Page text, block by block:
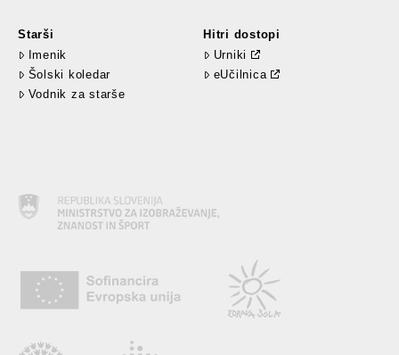
Starši
Imenik
Šolski koledar
Vodnik za starše
Hitri dostopi
Urniki
eUčilnica